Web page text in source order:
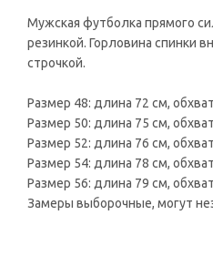
Мужская футболка прямого
резинкой. Горловина спинки
строчкой.
Размер 48: длина 72 см,
Размер 50: длина 75 см,
Размер 52: длина 76 см,
Размер 54: длина 78 см,
Размер 56: длина 79 см,
Замеры выборочные, могут